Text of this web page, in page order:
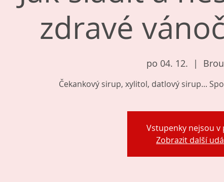
zdravé
po 04. 12.
  |
Čekankový sirup, xylitol, datlový sirup...
Vstupenky nejsou v
Zobrazit další